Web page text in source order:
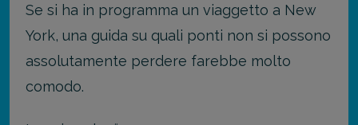
Se si ha in programma un viaggetto a New
York, una guida su quali ponti non si possono
assolutamente perdere farebbe molto
comodo.